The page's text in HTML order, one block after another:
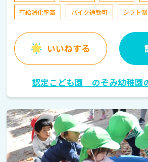
有給消化率高
バイク通勤可 シフト制
いいねする
認定こども園 のぞみ幼稚園